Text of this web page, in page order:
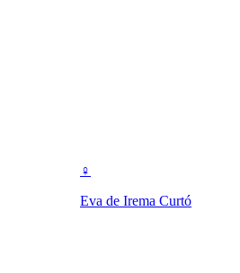
♀
Eva de Irema Curtó